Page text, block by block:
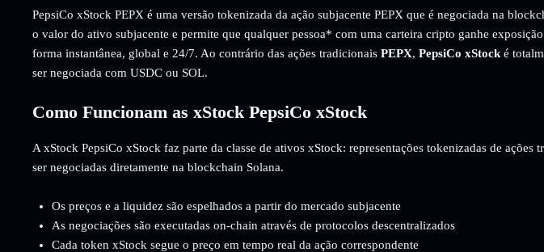
PepsiCo xStock PEPX é uma versão tokenizada da ação subjacente PEPX que é negociada na
o valor do ativo subjacente e permite que qualquer pessoa* com uma carteira cripto ganhe
forma instantânea, global e 24/7. Ao contrário das ações tradicionais PEPX, PepsiCo xStock é
ser negociada com USDC ou SOL.
Como Funcionam as xStock PepsiCo xStock
A xStock PepsiCo xStock faz parte da classe de ativos xStock: representações tokenizadas de ações
ser negociadas diretamente na blockchain Solana.
Os preços e a liquidez são espelhados a partir do mercado subjacente
As negociações são executadas on-chain através de protocolos descentralizados
Cada token xStock segue o preço em tempo real da ação correspondente